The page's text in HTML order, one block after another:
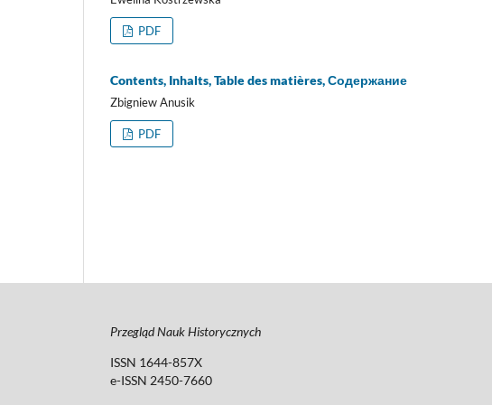
PDF
Contents, Inhalts, Table des matières, Содержание
Zbigniew Anusik
PDF
Przegląd Nauk Historycznych
ISSN 1644-857X
e-ISSN 2450-7660